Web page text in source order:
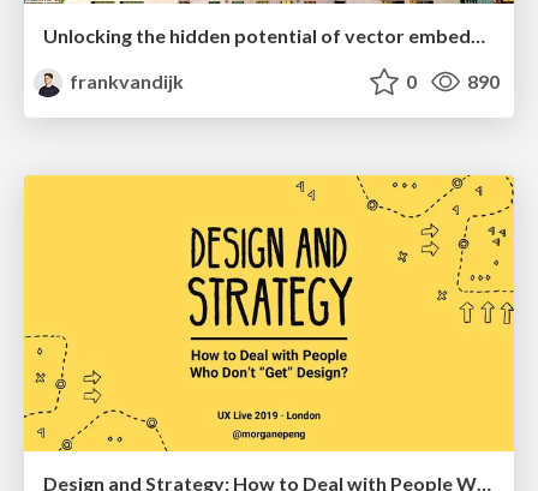
Unlocking the hidden potential of vector embeddings in international SEO
frankvandijk
0 890